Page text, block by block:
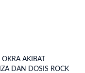
AKIBAT
DAN DOSIS ROCK